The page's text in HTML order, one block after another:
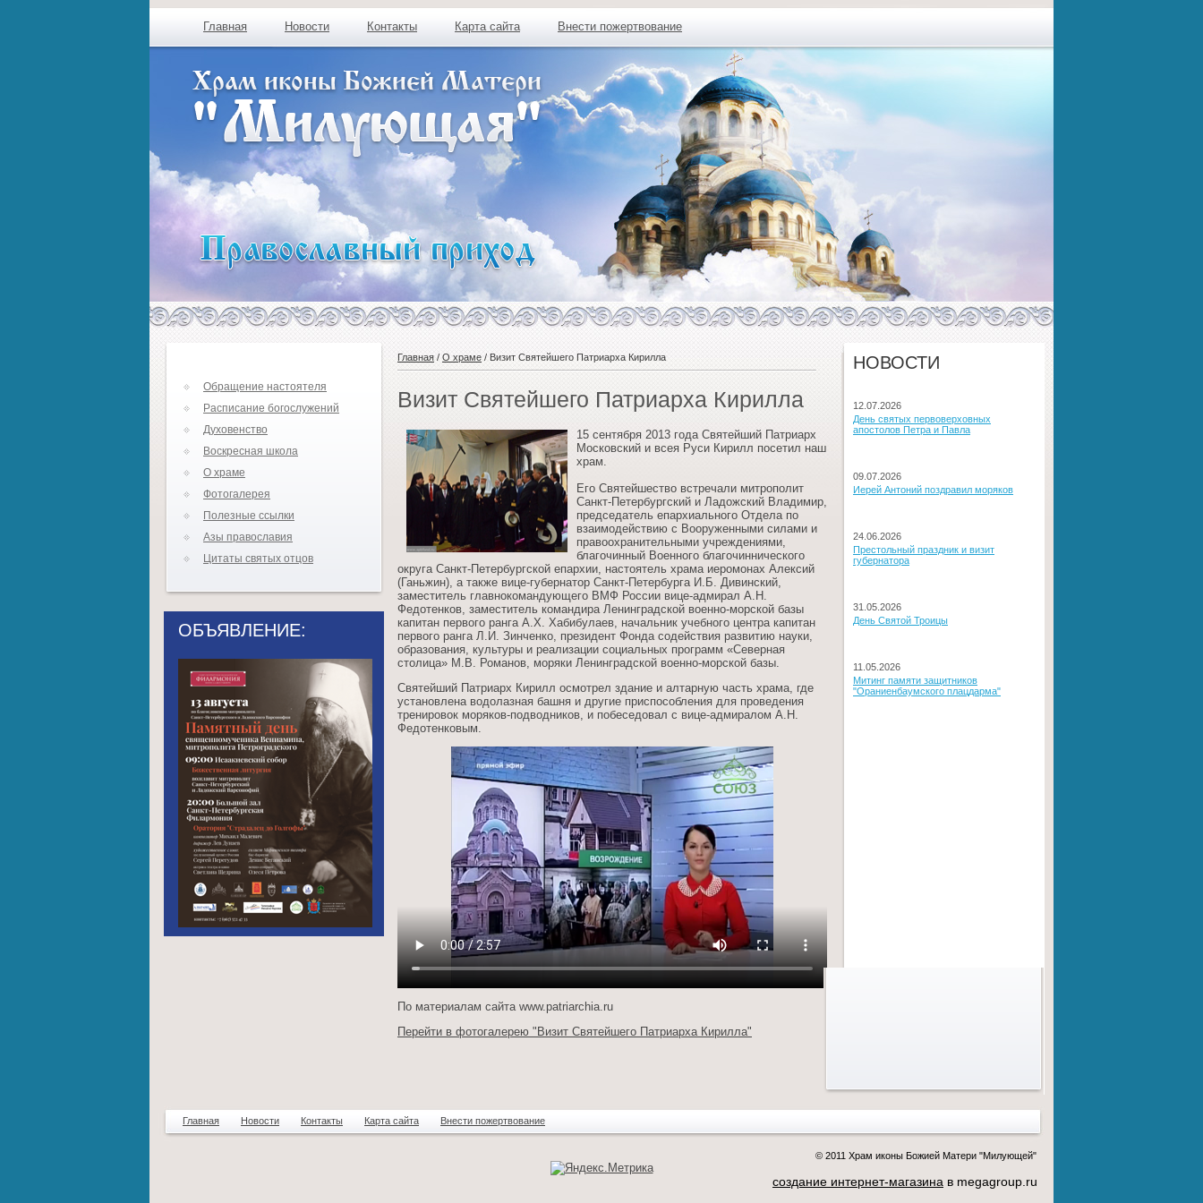
Главная Новости Контакты Карта сайта Внести пожертвование
Обращение настоятеля
Расписание богослужений
Духовенство
Воскресная школа
О храме
Фотогалерея
Полезные ссылки
Азы православия
Цитаты святых отцов
ОБЪЯВЛЕНИЕ:
Главная / О храме / Визит Святейшего Патриарха Кирилла
Визит Святейшего Патриарха Кирилла
15 сентября 2013 года Святейший Патриарх
Московский и всея Руси Кирилл посетил наш
храм.
Его Святейшество встречали митрополит
Санкт-Петербургский и Ладожский Владимир,
председатель епархиального Отдела по
взаимодействию с Вооруженными силами и
правоохранительными учреждениями,
благочинный Военного благочиннического
округа Санкт-Петербургской епархии, настоятель храма иеромонах Алексий
(Ганьжин), а также вице-губернатор Санкт-Петербурга И.Б. Дивинский,
заместитель главнокомандующего ВМФ России вице-адмирал А.Н.
Федотенков, заместитель командира Ленинградской военно-морской базы
капитан первого ранга А.Х. Хабибулаев, начальник учебного центра капитан
первого ранга Л.И. Зинченко, президент Фонда содействия развитию науки,
образования, культуры и реализации социальных программ «Северная
столица» М.В. Романов, моряки Ленинградской военно-морской базы.
Святейший Патриарх Кирилл осмотрел здание и алтарную часть храма, где
установлена водолазная башня и другие приспособления для проведения
тренировок моряков-подводников, и побеседовал с вице-адмиралом А.Н.
Федотенковым.
По материалам сайта www.patriarchia.ru
Перейти в фотогалерею "Визит Святейшего Патриарха Кирилла"
НОВОСТИ
12.07.2026
День святых первоверховных
апостолов Петра и Павла
09.07.2026
Иерей Антоний поздравил моряков
24.06.2026
Престольный праздник и визит
губернатора
31.05.2026
День Святой Троицы
11.05.2026
Митинг памяти защитников
"Ораниенбаумского плацдарма"
Главная Новости Контакты Карта сайта Внести пожертвование
© 2011 Храм иконы Божией Матери "Милующей"
создание интернет-магазина в megagroup.ru